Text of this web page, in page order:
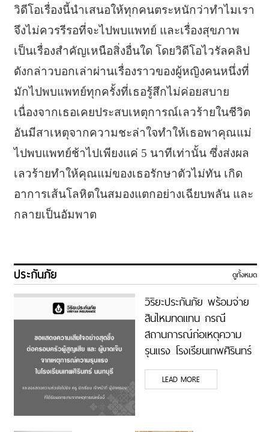
วิดีโอเรื่องนี้นำเสนอให้ทุกคนตระหนักว่าทำไมเรา
จึงไม่ควรรีรอที่จะไปพบแพทย์ และเรื่องสุขภาพ
เป็นเรื่องสำคัญเหนือสิ่งอื่นใด โดยวิดีโอไวรัลคลิป
ดังกล่าวบอกเล่าผ่านเรื่องราวของผู้หญิงคนหนึ่งที่
มักไปพบแพทย์ทุกครั้งที่เธอรู้สึกไม่ค่อยสบาย
เนื่องจากเธอเคยประสบเหตุการณ์เลวร้ายในชีวิต
อันมีสาเหตุจากความชะล่าใจทำให้เธอพาคุณแม่
ไปพบแพทย์ช้าไปเพียงแค่ 5 นาทีเท่านั้น ซึ่งส่งผล
เลวร้ายทำให้คุณแม่ของเธอรักษาตัวไม่ทัน เกิด
อาการเส้นโลหิตในสมองแตกอย่างเฉียบพลัน และ
กลายเป็นอัมพาต
ประกันภัย ดูทั้งหมด
วิริยะประกันภัย พร้อมจ่าย
สินไหมทดแทน กรณี
สถานการณ์ก่อเหตุความ
รุนแรง โรงเรียนเทพศิรินทร์
นนทบุรี
LEAD MORE